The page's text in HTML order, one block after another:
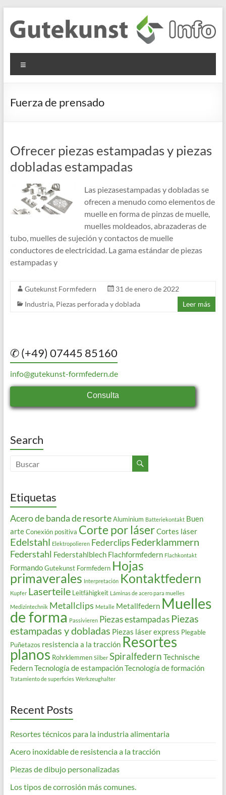
contenido
Gutekunst
Formfedern
GmbH
Informationen
Flachmaterial
Fuerza de prensado
Ofrecer piezas estampadas y piezas
dobladas estampadas
Las piezasestampadas y dobladas se
ofrecen a menudo como elementos de
muelle en forma de pinzas de muelle,
muelles moldeados, abrazaderas de
tubo, muelles de sujeción y contactos de muelle
conductores de electricidad. La gama estándar de piezas
estampadas y
Gutekunst Formfedern
31 de enero de 2022
Industria, Piezas perforada y doblada Leer más
✆ (+49) 07445 85160
info@gutekunst-formfedern.de
Consulta
Search
Etiquetas
Acero de banda de resorte Aluminium Batteriekontakt Buen
arte Conexión positiva Corte por láserCortes láser
Edelstahl Elektropolieren Federclips Federklammern
Federstahl Federstahlblech Flachformfedern Flachkontakt
Formando Gutekunst Formfedern Hojas
primaverales Interpretación Kontaktfedern
Kupfer Laserteile Leitfähigkeit Láminas de acero para muelles
Medizintechnik Metallclips Metalle Metallfedern Muelles
de forma Passivieren Piezas estampadas Piezas
estampadas y dobladas Piezas láser express Plegable
Puñetazos resistencia a la tracción Resortes
planos Rohrklemmen Silber Spiralfedern Technische
FedernTecnología de estampaciónTecnología de formación
Tratamiento de superficies Werkzeughalter
Recent Posts
Resortes técnicos para la industria alimentaria
Acero inoxidable de resistencia a la tracción
Piezas de dibujo personalizadas
Los tipos de corrosión más comunes.